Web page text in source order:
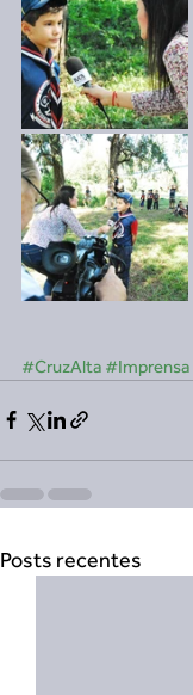
#CruzAlta #Imprensa
Posts recentes